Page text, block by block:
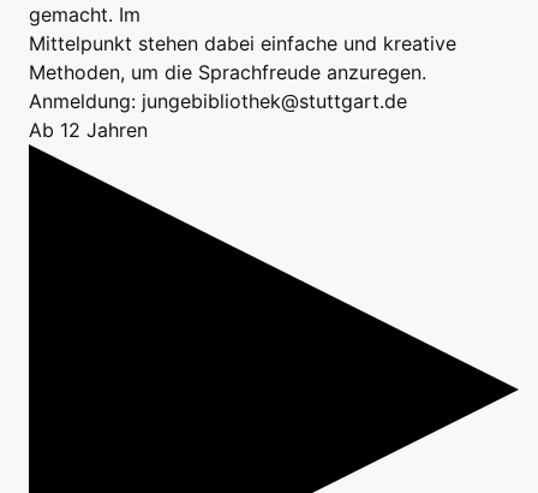
gemacht. Im
Mittelpunkt stehen dabei einfache und kreative
Methoden, um die Sprachfreude anzuregen.
Anmeldung: jungebibliothek@stuttgart.de
Ab 12 Jahren